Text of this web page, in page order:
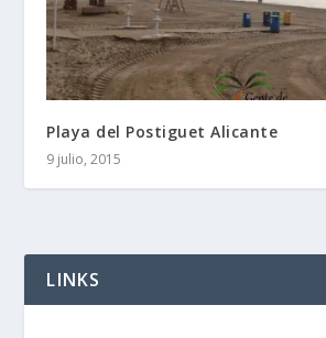
Playa del Postiguet Alicante
9 julio, 2015
LINKS